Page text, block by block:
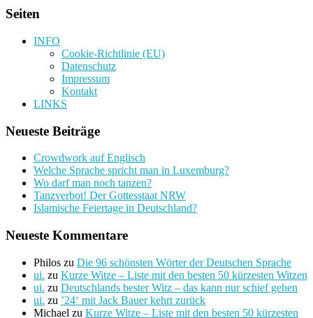
Seiten
INFO
Cookie-Richtlinie (EU)
Datenschutz
Impressum
Kontakt
LINKS
Neueste Beiträge
Crowdwork auf Englisch
Welche Sprache spricht man in Luxemburg?
Wo darf man noch tanzen?
Tanzverbot! Der Gottesstaat NRW
Islamische Feiertage in Deutschland?
Neueste Kommentare
Philos zu Die 96 schönsten Wörter der Deutschen Sprache
ui. zu Kurze Witze – Liste mit den besten 50 kürzesten Witzen
ui. zu Deutschlands bester Witz – das kann nur schief gehen
ui. zu ’24‘ mit Jack Bauer kehrt zurück
Michael zu Kurze Witze – Liste mit den besten 50 kürzesten